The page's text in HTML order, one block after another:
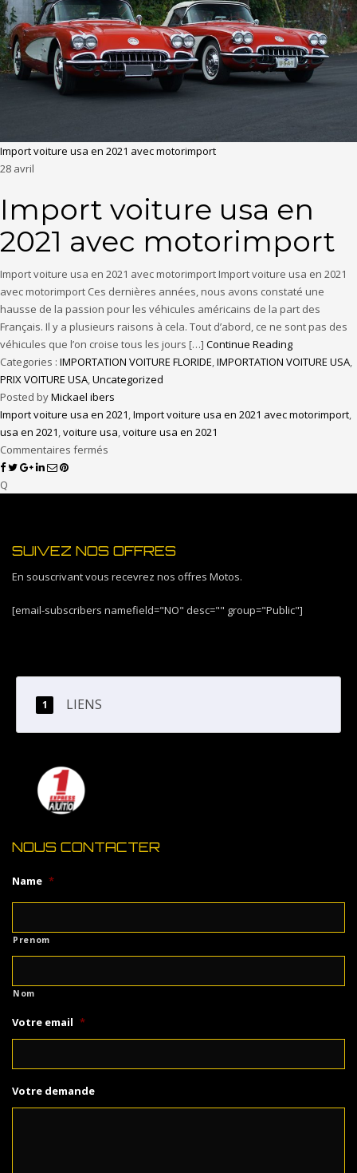
Import voiture usa en 2021 avec motorimport
28 avril
Import voiture usa en
2021 avec motorimport
Import voiture usa en 2021 avec motorimport Import voiture usa en 2021
avec motorimport Ces dernières années, nous avons constaté une
hausse de la passion pour les véhicules américains de la part des
Français. Il y a plusieurs raisons à cela. Tout d’abord, ce ne sont pas des
véhicules que l’on croise tous les jours […] Continue Reading
Categories : IMPORTATION VOITURE FLORIDE,IMPORTATION VOITURE USA,
PRIX VOITURE USA,Uncategorized
Posted byMickael ibers
Import voiture usa en 2021,Import voiture usa en 2021 avec motorimport,
usa en 2021,voiture usa,voiture usa en 2021
Commentaires fermés
Q
SUIVEZ NOS OFFRES
En souscrivant vous recevrez nos offres Motos.
[email-subscribers namefield="NO" desc="" group="Public"]
LIENS
NOUS CONTACTER
Name *
Prenom
Nom
Votre email *
Votre demande